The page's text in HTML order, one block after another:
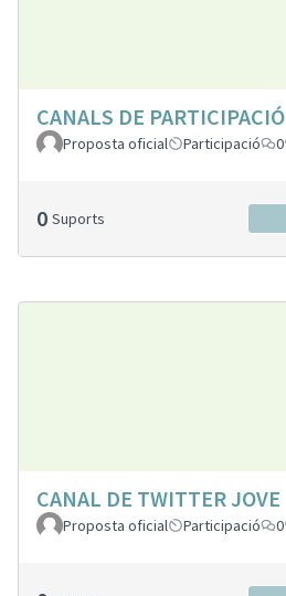
CANALS DE PARTICIPACIÓ
Proposta oficial Participació 0
0 Suports
CANAL DE TWITTER JOVE
Proposta oficial Participació 0